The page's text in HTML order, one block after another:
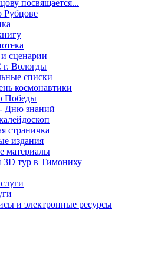
посвящается...
Рубцове
сценарии
Вологды
списки
космонавтики
Победы
Дню знаний
страничка
издания
материалы
3D тур в Тимониху
и электронные ресурсы